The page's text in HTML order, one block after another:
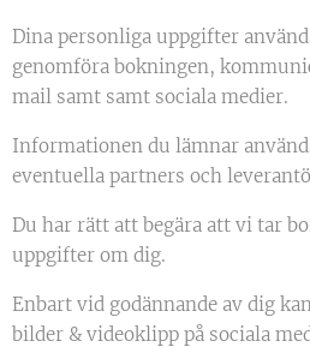
Dina personliga uppgifter
genomföra bokningen,
mail samt samt sociala medier.
Informationen du lämnar
eventuella partners och
Du har rätt att begära att vi tar
uppgifter om dig.
Enbart vid godännande av dig
bilder & videoklipp på sociala